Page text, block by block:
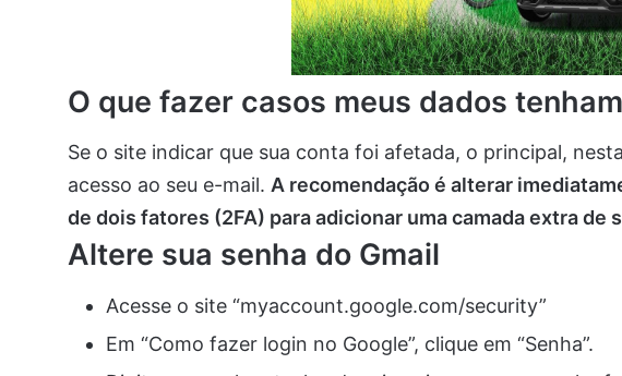
O que fazer casos meus dados
Se o site indicar que sua conta foi afetada, o principal,
acesso ao seu e-mail. A recomendação é alterar
de dois fatores (2FA) para adicionar uma camada extra de
Altere sua senha do Gmail
Acesse o site “myaccount.google.com/security”
Em “Como fazer login no Google”, clique em “Senha”.